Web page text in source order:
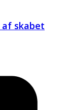
skabet